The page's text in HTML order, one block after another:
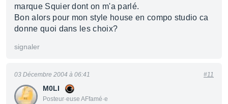
marque Squier dont on m'a parlé.
Bon alors pour mon style house en compo studio ca
donne quoi dans les choix?
signaler
M0LI
Posteur·euse AFfamé·e
03 Décembre 2004 à 06:41 #11